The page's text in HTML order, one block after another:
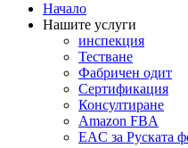
Начало
Нашите услуги
инспекция
Тестване
Фабричен одит
Сертификация
Консултиране
Amazon FBA
EAC за Руската